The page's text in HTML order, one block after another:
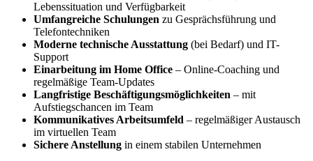
Lebenssituation und Verfügbarkeit
Umfangreiche Schulungen zu Gesprächsführung und
Telefontechniken
Moderne technische Ausstattung (bei Bedarf) und IT-
Support
Einarbeitung im Home Office – Online-Coaching und
regelmäßige Team-Updates
Langfristige Beschäftigungsmöglichkeiten – mit
Aufstiegschancen im Team
Kommunikatives Arbeitsumfeld – regelmäßiger Austausch
im virtuellen Team
Sichere Anstellung in einem stabilen Unternehmen